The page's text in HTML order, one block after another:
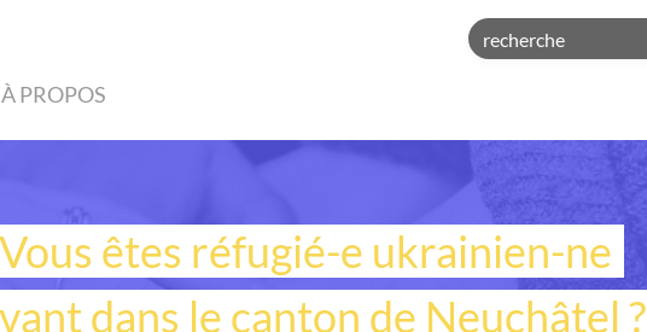
À PROPOS
Vous êtes réfugié-e ukrainien-ne
dans le canton de Neuchâtel ?